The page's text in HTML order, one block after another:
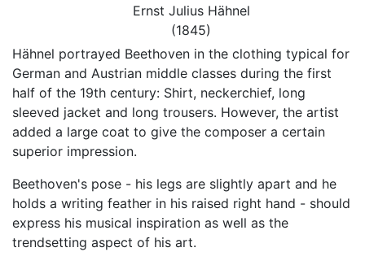
Ernst Julius Hähnel
(1845)
Hähnel portrayed Beethoven in the clothing typical for
German and Austrian middle classes during the first
half of the 19th century: Shirt, neckerchief, long
sleeved jacket and long trousers. However, the artist
added a large coat to give the composer a certain
superior impression.
Beethoven's pose - his legs are slightly apart and he
holds a writing feather in his raised right hand - should
express his musical inspiration as well as the
trendsetting aspect of his art.